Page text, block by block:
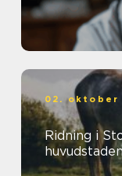
02. oktober
Ridning i